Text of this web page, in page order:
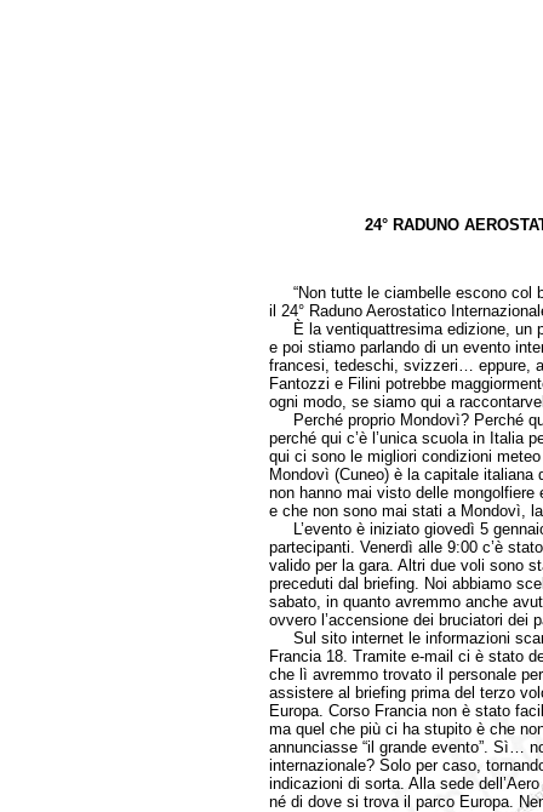
24° RADUNO
“Non tutte le ciambelle escono col
il 24° Raduno Aerostatico
È la ventiquattresima edizione, un
e poi stiamo parlando di un evento
francesi, tedeschi, svizzeri… eppure,
Fantozzi e Filini potrebbe
ogni modo, se siamo qui a
Perché proprio Mondovì? Perché
perché qui c’è l’unica scuola in Italia
qui ci sono le migliori condizioni
Mondovì (Cuneo) è la capitale
non hanno mai visto delle
e che non sono mai stati a Mondovì,
L’evento è iniziato giovedì 5
partecipanti. Venerdì alle 9:00 c’è
valido per la gara. Altri due voli sono
preceduti dal briefing. Noi abbiamo
sabato, in quanto avremmo anche
ovvero l’accensione dei bruciatori dei
Sul sito internet le informazioni
Francia 18. Tramite e-mail ci è stato
che lì avremmo trovato il personale
assistere al briefing prima del terzo
Europa. Corso Francia non è stato
ma quel che più ci ha stupito è che
annunciasse “il grande evento”. Sì…
internazionale? Solo per caso,
indicazioni di sorta. Alla sede
né di dove si trova il parco Europa.